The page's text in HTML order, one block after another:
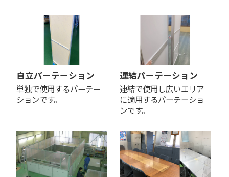
自立パーテーション
単独で使用するパーテー
ションです。
連結パーテーション
連結で使用し広いエリア
に適用するパーテーショ
ンです。